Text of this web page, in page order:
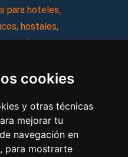
cookies
y otras técnicas
mejorar tu
navegación en
para mostrarte
para hoteles,
hostales,
de
de uso
Ley de Viajes Combinados